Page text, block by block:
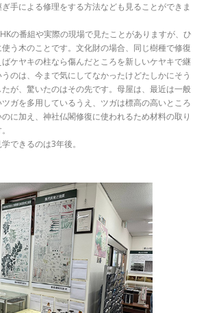
手による修理をする方法なども見ることができま
の番組や実際の現場で見たことがありますが、ひ
う木のことです。文化財の場合、同じ樹種で修復
ケヤキの柱なら傷んだところを新しいケヤキで継
のは、今まで気にしてなかったけどたしかにそう
が、驚いたのはその先です。母屋は、最近は一般
ガを多用しているうえ、ツガは標高の高いところ
に加え、神社仏閣修復に使われるため材料の取り
できるのは3年後。